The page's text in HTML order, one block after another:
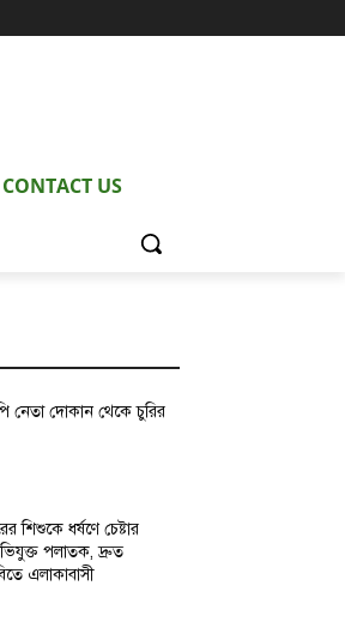
CONTACT US
নেতা দোকান থেকে চুরির
শিশুকে ধর্ষণে চেষ্টার
পলাতক, দ্রুত
এলাকাবাসী